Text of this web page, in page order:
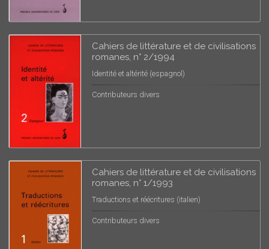
Cahiers de littérature et de civilisations
romanes, n° 2/1994
Identité et altérité (espagnol)
Contributeurs divers
Cahiers de littérature et de civilisations
romanes, n° 1/1993
Traductions et réécritures (italien)
Contributeurs divers